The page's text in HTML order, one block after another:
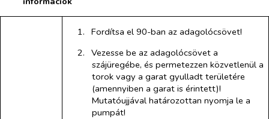
1.​ Fordítsa el 90-ban az adagolócsövet!
2.​ Vezesse be az adagolócsövet a
szájüregébe, és permetezzen közvetlenül a
torok vagy a garat gyulladt területére
(amennyiben a garat is érintett)!
Mutatóujjával határozottan nyomja le a
pumpát!